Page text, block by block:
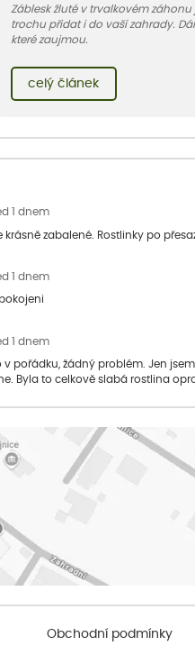
Záblesk žluté v trvalkovém záhonu
trochu přidat i do vaší zahrady.
které zaujmou.
celý článek
1 dnem
krásně zabalené. Rostlinky po
1 dnem
1 dnem
v pořádku, žádný problém. Jen
Byla to celkově slabá rostlina
Obchodní podmínky